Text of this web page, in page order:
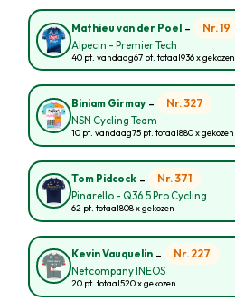
Mathieu van der Poel - Nr. 19
Alpecin - Premier Tech
40 pt. vandaag67 pt. totaal936 x gekozen
Biniam Girmay - Nr. 327
NSN Cycling Team
10 pt. vandaag75 pt. totaal880 x gekozen
Tom Pidcock - Nr. 371
Pinarello - Q36.5 Pro Cycling
62 pt. totaal808 x gekozen
Kevin Vauquelin - Nr. 227
Netcompany INEOS
20 pt. totaal520 x gekozen